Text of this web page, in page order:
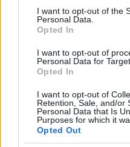
consent section.
I want to opt-out of the
Personal Data.
Opted In
I want to opt-out of
Personal Data for
Opted In
I want to opt-out of
Retention, Sale, and/or
Personal Data that Is
Purposes for which it
Opted Out
- Vol. 2
Beetlejuice
Csak egy